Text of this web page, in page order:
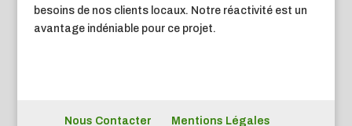
besoins de nos clients locaux. Notre réactivité est un
avantage indéniable pour ce projet.
Nous Contacter Mentions Légales